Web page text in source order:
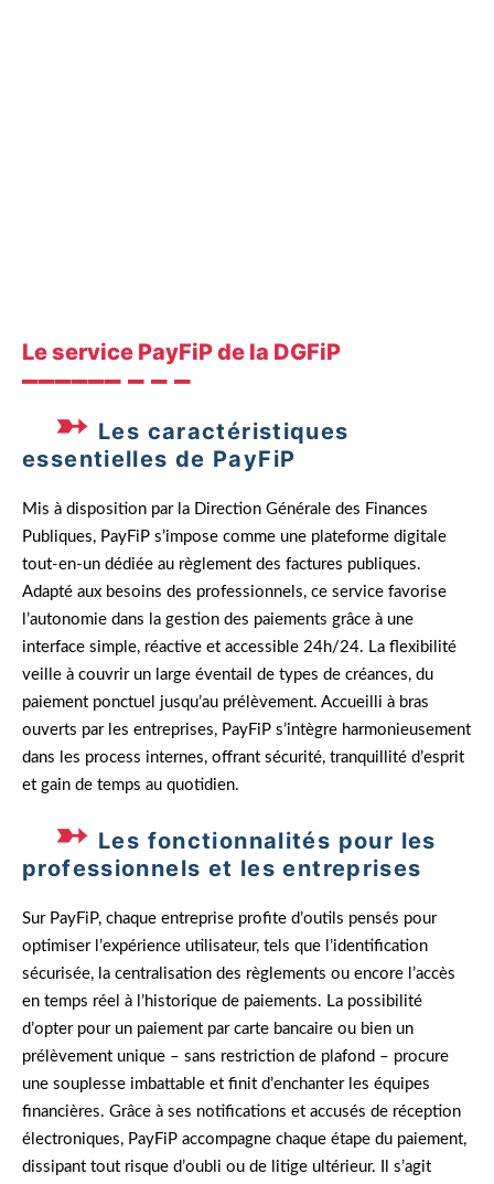
Le service PayFiP de la DGFiP
Les caractéristiques
essentielles de PayFiP
Mis à disposition par la Direction Générale des Finances
Publiques, PayFiP s’impose comme une plateforme digitale
tout-en-un dédiée au règlement des factures publiques.
Adapté aux besoins des professionnels, ce service favorise
l’autonomie dans la gestion des paiements grâce à une
interface simple, réactive et accessible 24h/24. La flexibilité
veille à couvrir un large éventail de types de créances, du
paiement ponctuel jusqu’au prélèvement. Accueilli à bras
ouverts par les entreprises, PayFiP s’intègre harmonieusement
dans les process internes, offrant sécurité, tranquillité d’esprit
et gain de temps au quotidien.
Les fonctionnalités pour les
professionnels et les entreprises
Sur PayFiP, chaque entreprise profite d’outils pensés pour
optimiser l’expérience utilisateur, tels que l’identification
sécurisée, la centralisation des règlements ou encore l’accès
en temps réel à l’historique de paiements. La possibilité
d’opter pour un paiement par carte bancaire ou bien un
prélèvement unique – sans restriction de plafond – procure
une souplesse imbattable et finit d’enchanter les équipes
financières. Grâce à ses notifications et accusés de réception
électroniques, PayFiP accompagne chaque étape du paiement,
dissipant tout risque d’oubli ou de litige ultérieur. Il s’agit